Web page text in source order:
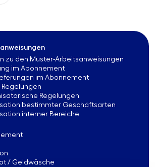
zu den Muster-Arbeitsanweisungen
im Abonnement
im Abonnement
Regelungen
bestimmter Geschäftsarten
interner Bereiche
/ Geldwäsche